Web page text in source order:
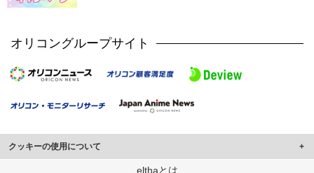
オリコングループサイト
クッキーの使用について
このサイトでは Cookie を使用して、ユーザーに合わせたコンテンツや広告の
elthaとは